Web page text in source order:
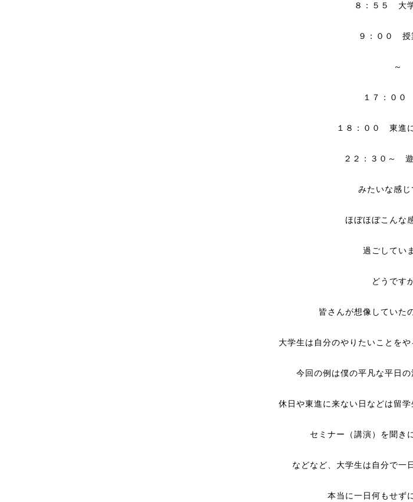
８：５５ 大
９：００ 授
～
１７：０
１８：００ 東進
２２：３０～
みたいな感じ
ほぼほぼこんな
過ごしてい
どうです
皆さんが想像していた
大学生は自分のやりたいことをや
今回の例は僕の平凡な平日の
休日や東進に来ない日などは留
セミナー（講演）を聞き
などなど、大学生は自分で一
本当に一日何もせず